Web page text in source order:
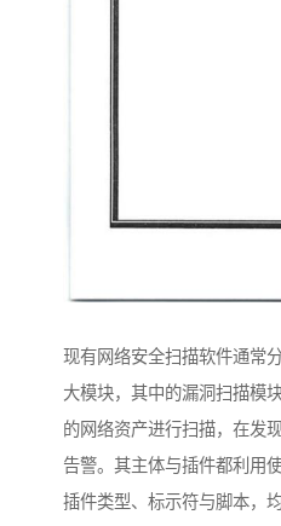
现有网络安全扫描软件通常
大模块，其中的漏洞扫描模
的网络资产进行扫描，在发
告警。其主体与插件都利用
插件类型、标示符与脚本，